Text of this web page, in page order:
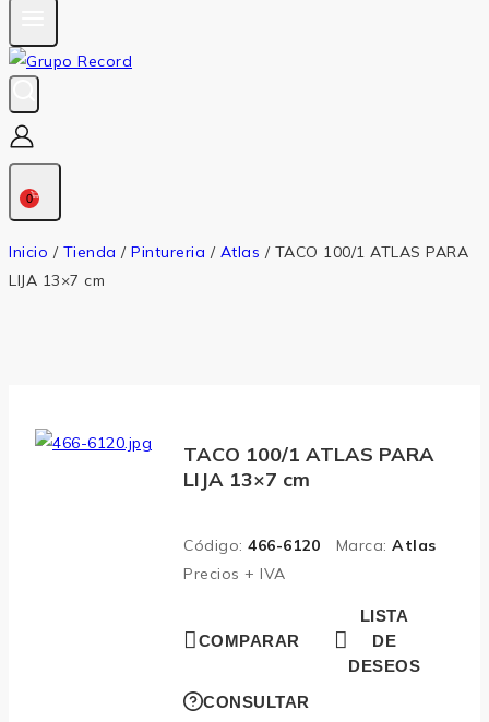
0
Inicio / Tienda / Pintureria / Atlas / TACO 100/1 ATLAS PARA
LIJA 13×7 cm
TACO 100/1 ATLAS PARA
LIJA 13×7 cm
Código: 466-6120 Marca: Atlas
Precios + IVA
COMPARAR
LISTA
DE
DESEOS
CONSULTAR